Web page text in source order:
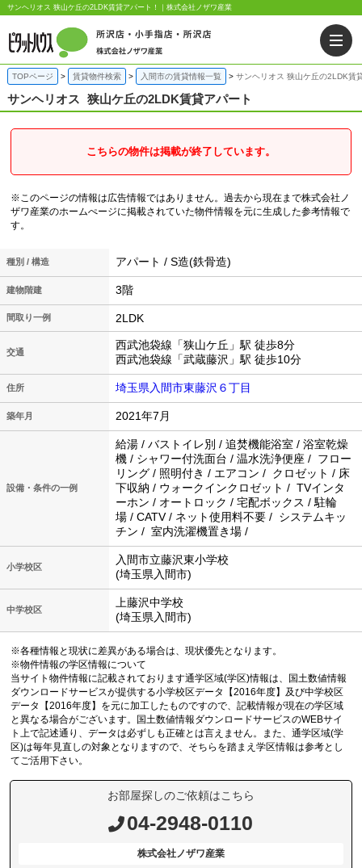
サンヘリオス 狭山ケ丘の2LDK賃貸アパート！｜株式会社ノザワ産業
TOPページ 賃貸物件検索 入間市の賃貸情報一覧 サンヘリオス 狭山ケ丘の2LDK賃
サンヘリオス 狭山ケ丘の2LDK賃貸アパート
こちらの物件は掲載が終了しています。
※このページの情報は広告情報ではありません。過去から現在まで株式会社ノ
ザワ産業のホームぺージに掲載されていた物件情報を元に生成した参考情報で
す。
種別 / 構造 アパート / S造(鉄骨造)
建物階建 3階
間取り一例 2LDK
交通
西武池袋線「狭山ケ丘」駅 徒歩8分
西武池袋線「武蔵藤沢」駅 徒歩10分
住所 埼玉県入間市東藤沢６丁目
築年月 2021年7月
設備・条件の一例
給湯 / バストイレ別 / 追焚機能浴室 / 浴室乾燥
機 / シャワー付洗面台 / 温水洗浄便座 / フロー
リング / 照明付き / エアコン / クロゼット / 床
下収納 / ウォークインクロゼット / TVインタ
ーホン / オートロック / 宅配ボックス / 駐輪
場 / CATV / ネット使用料不要 / システムキッ
チン / 室内洗濯機置き場 /
小学校区
入間市立藤沢東小学校
(埼玉県入間市)
中学校区
上藤沢中学校
(埼玉県入間市)
※各種情報と現状に差異がある場合は、現状優先となります。
※物件情報の学区情報について
当サイト物件情報に記載されております通学区域(学区)情報は、国土数値情報
ダウンロードサービスが提供する小学校区データ【2016年度】及び中学校区
データ【2016年度】を元に加工したものですので、記載情報が現在の学区域
と異なる場合がございます。国土数値情報ダウンロードサービスのWEBサイ
ト上で記述通り、データは必ずしも正確とは言えません。また、通学区域(学
区)は毎年見直しの対象となりますので、そちらを踏まえ学区情報は参考とし
てご活用下さい。
お部屋探しのご依頼はこちら
04-2948-0110
株式会社ノザワ産業